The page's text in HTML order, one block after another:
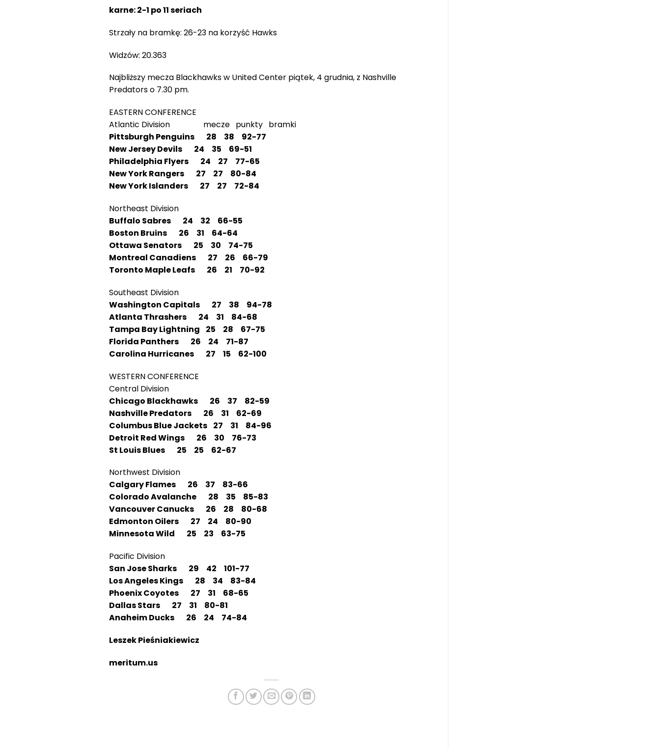
karne: 2-1 po 11 seriach
Strzały na bramkę: 26-23 na korzyść Hawks
Widzów: 20.363
Najbliższy mecza Blackhawks w United Center piątek, 4 grudnia, z Nashville
Predators o 7.30 pm.
EASTERN CONFERENCE
Atlantic Division mecze punkty bramki
Pittsburgh Penguins 28 38 92-77
New Jersey Devils 24 35 69-51
Philadelphia Flyers 24 27 77-65
New York Rangers 27 27 80-84
New York Islanders 27 27 72-84
Northeast Division
Buffalo Sabres 24 32 66-55
Boston Bruins 26 31 64-64
Ottawa Senators 25 30 74-75
Montreal Canadiens 27 26 66-79
Toronto Maple Leafs 26 21 70-92
Southeast Division
Washington Capitals 27 38 94-78
Atlanta Thrashers 24 31 84-68
Tampa Bay Lightning 25 28 67-75
Florida Panthers 26 24 71-87
Carolina Hurricanes 27 15 62-100
WESTERN CONFERENCE
Central Division
Chicago Blackhawks 26 37 82-59
Nashville Predators 26 31 62-69
Columbus Blue Jackets 27 31 84-96
Detroit Red Wings 26 30 76-73
St Louis Blues 25 25 62-67
Northwest Division
Calgary Flames 26 37 83-66
Colorado Avalanche 28 35 85-83
Vancouver Canucks 26 28 80-68
Edmonton Oilers 27 24 80-90
Minnesota Wild 25 23 63-75
Pacific Division
San Jose Sharks 29 42 101-77
Los Angeles Kings 28 34 83-84
Phoenix Coyotes 27 31 68-65
Dallas Stars 27 31 80-81
Anaheim Ducks 26 24 74-84
Leszek Pieśniakiewicz
meritum.us